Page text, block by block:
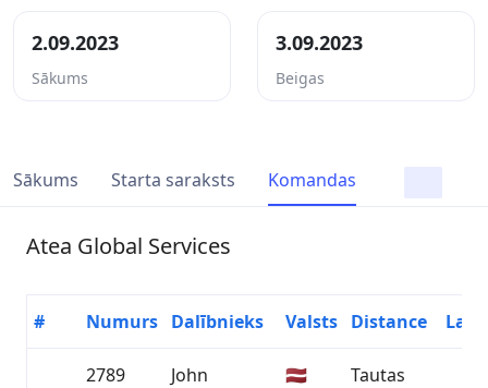
2.09.2023
Sākums
3.09.2023
Beigas
Sākums Starta saraksts Komandas
Atea Global Services
# Numurs Dalībnieks Valsts Distance
2789
John
🇱🇻
Tautas